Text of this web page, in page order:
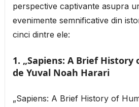
perspective captivante asupra
evenimente semnificative din
cinci dintre ele:
1. „Sapiens: A Brief
de Yuval Noah Harari
„Sapiens: A Brief History of